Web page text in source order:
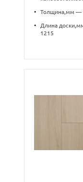
• Толщина,мм —
•
Длина
1215